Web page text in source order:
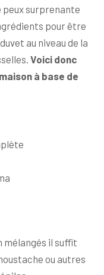
peux surprenante
pour être
au niveau de la
Voici donc
à base de
mélangés il suffit
ou autres